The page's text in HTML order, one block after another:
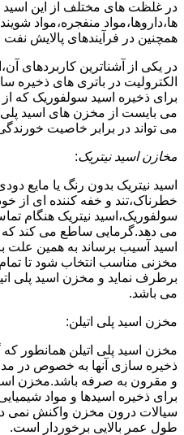
در غلظت های مختلف از این اسید
ها،داروها،مواد منفجره،مواد
همچنین در فرآیندهای پالایش
در یکی از آشناترین کاربردهای
الکترولیت در باتری های
برای ذخیره اسید سولفوریک که
می بایست از مخزن های اسید پلی
می تواند در برابر خاصیت
مخازن اسید نیتریک:
اسید نیتریک بدون رنگ یا مایع
خطرناک،تند و خفه کننده ای از
سولفوریک،اسید نیتریک هنگام
می دهد.گرمایی ساطع می کند
اسید آسیب برساند به همین علت
مخزنی مناسب انتخاب شود تا
برطرف نماید و مخزن اسید پلی
می باشد.
مخزن اسید پلی اتیلن:
مخزن اسید پلی اتیلن همانطور
ذخیره سازی آنها به خصوص در
و مقرون به صرفه باشد.مخزن
برای ذخیره اسیدها و مواد
سیالات درون مخزن واکنش نمی
طول عمر بالایی برخوردار است.